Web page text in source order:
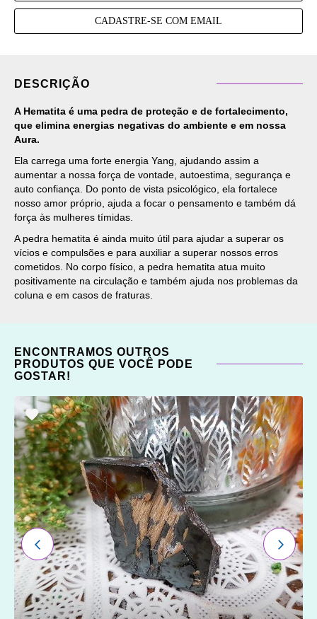
CADASTRE-SE COM EMAIL
DESCRIÇÃO
A Hematita é uma pedra de proteção e de fortalecimento,
que elimina energias negativas do ambiente e em nossa
Aura.
Ela carrega uma forte energia Yang, ajudando assim a
aumentar a nossa força de vontade, autoestima, segurança e
auto confiança. Do ponto de vista psicológico, ela fortalece
nosso amor próprio, ajuda a focar o pensamento e também dá
força às mulheres tímidas.
A pedra hematita é ainda muito útil para ajudar a superar os
vícios e compulsões e para auxiliar a superar nossos erros
cometidos. No corpo físico, a pedra hematita atua muito
positivamente na circulação e também ajuda nos problemas da
coluna e em casos de fraturas.
ENCONTRAMOS OUTROS
PRODUTOS QUE VOCÊ PODE
GOSTAR!
ADICIONAR
OS
FAVORITOS
ANTERIOR